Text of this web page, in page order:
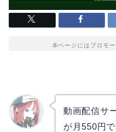
本ページにはプロモ
動画配信サ
が月550円